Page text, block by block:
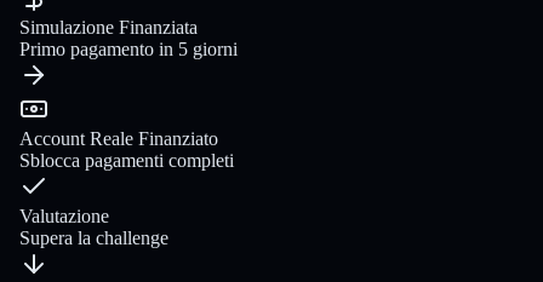
Simulazione Finanziata
Primo pagamento in 5 giorni
Account Reale Finanziato
Sblocca pagamenti completi
Valutazione
Supera la challenge